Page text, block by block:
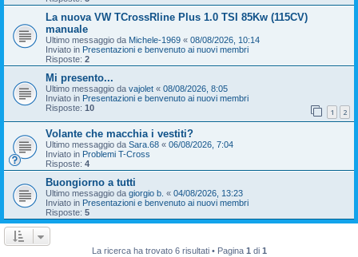
La nuova VW TCrossRline Plus 1.0 TSI 85Kw (115CV)
manuale
Ultimo messaggio da Michele-1969 « 08/08/2026, 10:14
Inviato in Presentazioni e benvenuto ai nuovi membri
Risposte: 2
Mi presento...
Ultimo messaggio da vajolet « 08/08/2026, 8:05
Inviato in Presentazioni e benvenuto ai nuovi membri
Risposte: 10 1 2
Volante che macchia i vestiti?
Ultimo messaggio da Sara.68 « 06/08/2026, 7:04
Inviato in Problemi T-Cross
Risposte: 4
Buongiorno a tutti
Ultimo messaggio da giorgio b. « 04/08/2026, 13:23
Inviato in Presentazioni e benvenuto ai nuovi membri
Risposte: 5
La ricerca ha trovato 6 risultati • Pagina 1 di 1